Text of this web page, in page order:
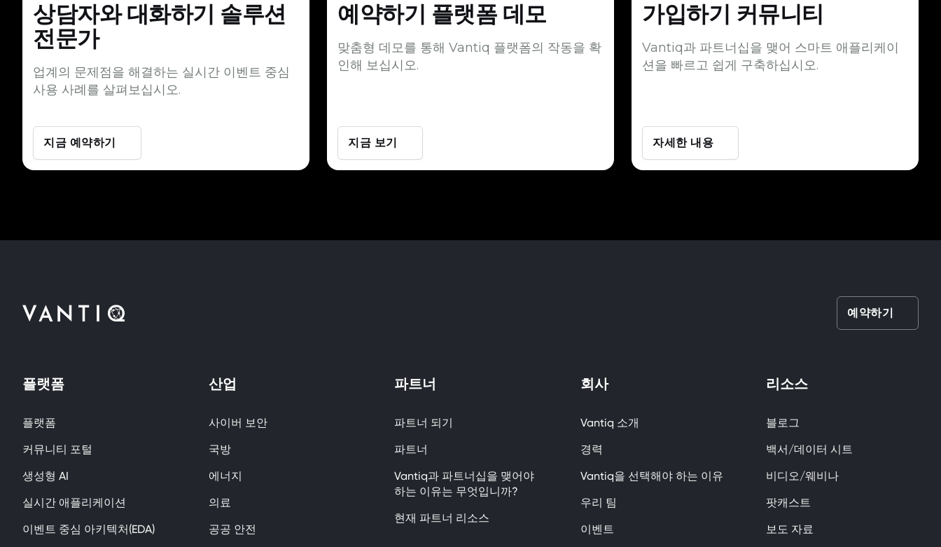
상담자와 대화하기 솔루션
전문가
업계의 문제점을 해결하는 실시간 이벤트 중심
사용 사례를 살펴보십시오.
지금 예약하기
예약하기 플랫폼 데모
맞춤형 데모를 통해 Vantiq 플랫폼의 작동을 확
인해 보십시오.
지금 보기
가입하기 커뮤니티
Vantiq과 파트너십을 맺어 스마트 애플리케이
션을 빠르고 쉽게 구축하십시오.
자세한 내용
예약하기
플랫폼
플랫폼
커뮤니티 포털
생성형 AI
실시간 애플리케이션
이벤트 중심 아키텍처(EDA)
산업
사이버 보안
국방
에너지
의료
공공 안전
파트너
파트너 되기
파트너
Vantiq과 파트너십을 맺어야
하는 이유는 무엇입니까?
현재 파트너 리소스
회사
Vantiq 소개
경력
Vantiq을 선택해야 하는 이유
우리 팀
이벤트
리소스
블로그
백서/데이터 시트
비디오/웨비나
팟캐스트
보도 자료